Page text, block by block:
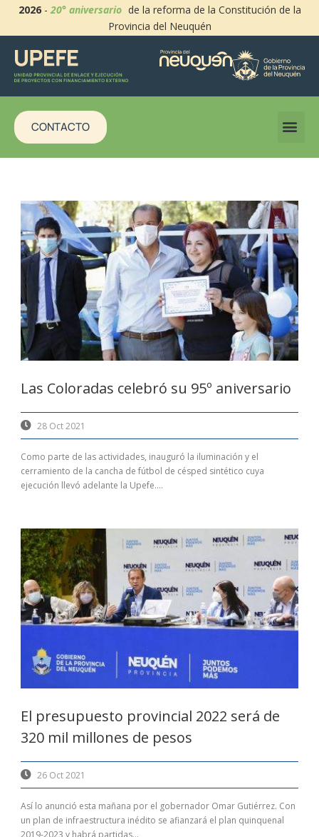
2026-20° aniversario de la reforma de la Constitución de la
Provincia del Neuquén
CONTACTO
Las Coloradas celebró su 95º aniversario
28 Oct 2021
Como parte de las actividades, inauguró la iluminación y el
cerramiento de la cancha de fútbol de césped sintético cuya
ejecución llevó adelante la Upefe....
El presupuesto provincial 2022 será de
320 mil millones de pesos
26 Oct 2021
Así lo anunció esta mañana por el gobernador Omar Gutiérrez. Con
un plan de infraestructura inédito se afianzará el plan quinquenal